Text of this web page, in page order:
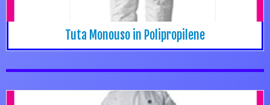
Tuta Monouso in Polipropilene